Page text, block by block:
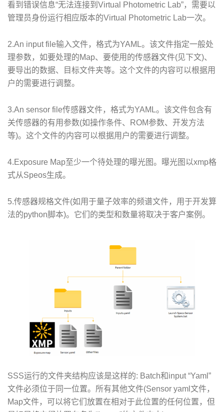
看到错误信息“无法连接到Virtual Photometric Lab”，需要以
管理员身份运行相应版本的Virtual Photometric Lab一次。
2.An input file输入文件，格式为YAML。该文件指定一般处
理参数，如要处理的Map、要使用的传感器文件(见下文)、
要导出的数据、目标文件夹等。这个文件的内容可以根据用
户的需要进行调整。
3.An sensor file传感器文件，格式为YAML。该文件包含有
关传感器的有用参数(如操作条件、ROM参数、开发方法
等)。这个文件的内容可以根据用户的需要进行调整。
4.Exposure Map至少一个待处理的曝光图。曝光图以xmp格
式从Speos生成。
5.传感器规格文件(如用于量子效率的频谱文件，用于开发算
法的python脚本)。它们的类型和数量将取决于客户案例。
SSS运行的文件夹结构应该是这样的: Batch和input “Yaml”
文件必须位于同一位置。所有其他文件(Sensor yaml文件，
Map文件，可以将它们放置在相对于此位置的任何位置，但